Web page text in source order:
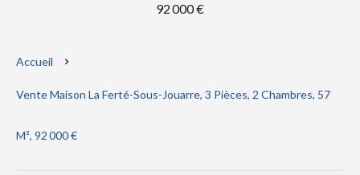
92 000 €
Accueil
Vente Maison La Ferté-Sous-Jouarre, 3 Pièces, 2 Chambres, 57
M², 92 000 €